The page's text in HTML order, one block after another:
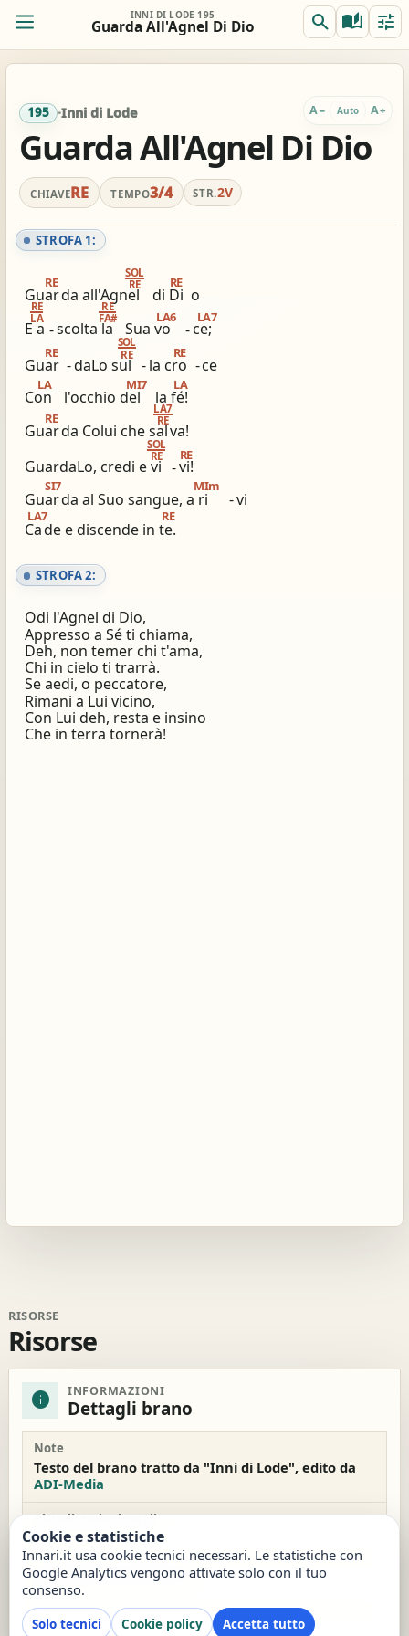
INNI DI LODE 195
Guarda All'Agnel Di Dio search auto_stories tune
RE RE
RE remove Off
Accordi completi
tocca per semplificare
view_column_2
2 colonne
keyboard_double_arrow_down
graphic_eq
Accordatore
library_books
Simili altri innari Condividi
195 ·Inni di Lode A− Auto A+
Guarda All'Agnel Di Dio
CHIAVERE TEMPO3/4 STR.2V
STROFA 1:
Guar
RE
da all'Agnel
SOL
RE
di Di
RE
o
E a
RE
LA
-scolta la
RE
FA#
Sua vo
LA6
-ce;
LA7
Guar
RE
-daLo sul
SOL
RE
-la cro
RE
-ce
Con
LA
l'occhio del
MI7
la fé!
LA
Guar
RE
da Colui che sal
LA7
RE
va!
GuardaLo, credi e vi
SOL
RE
-vi!
RE
Guar
SI7
da al Suo sangue, a ri
MIm
-vi
Ca
LA7
de e discende in te.
RE
STROFA 2:
Odi l'Agnel di Dio,
Appresso a Sé ti chiama,
Deh, non temer chi t'ama,
Chi in cielo ti trarrà.
Se aedi, o peccatore,
Rimani a Lui vicino,
Con Lui deh, resta e insino
Che in terra tornerà!
RISORSE
Risorse
info INFORMAZIONI
Dettagli brano
Note
Testo del brano tratto da "Inni di Lode", edito da
ADI-Media
Visualizzazioni totali
62
Visualizzazioni settimana
6
Data inserimento
Cookie e statistiche
Innari.it usa cookie tecnici necessari. Le statistiche con
Google Analytics vengono attivate solo con il tuo
consenso.
Solo tecnici Cookie policy Accetta tutto